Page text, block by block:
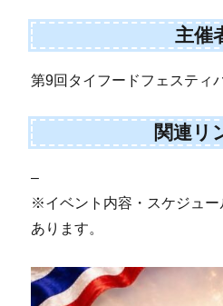
主催
第9回タイフードフェスティ
関連リ
–
※イベント内容・スケジュー
あります。